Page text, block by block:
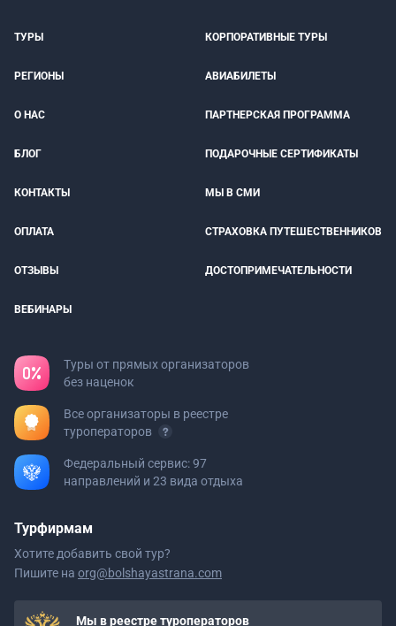
ТУРЫ КОРПОРАТИВНЫЕ ТУРЫ
РЕГИОНЫ АВИАБИЛЕТЫ
О НАС ПАРТНЕРСКАЯ ПРОГРАММА
БЛОГ ПОДАРОЧНЫЕ СЕРТИФИКАТЫ
КОНТАКТЫ МЫ В СМИ
ОПЛАТА СТРАХОВКА ПУТЕШЕСТВЕННИКОВ
ОТЗЫВЫ ДОСТОПРИМЕЧАТЕЛЬНОСТИ
ВЕБИНАРЫ
Туры от прямых организаторов
без наценок
Все организаторы в реестре
туроператоров
Федеральный сервис: 97
направлений и 23 вида отдыха
Турфирмам
Хотите добавить свой тур?
Пишите на org@bolshayastrana.com
Мы в реестре туроператоров